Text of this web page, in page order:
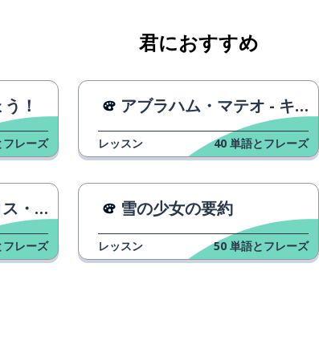
君におすすめ
！
フレーズ
アブラハム・マテオ - キエロ・ディセルテ
レッスン 40 単語とフレーズ
ッツ
フレーズ
雪の少女の要約
レッスン 50 単語とフレーズ